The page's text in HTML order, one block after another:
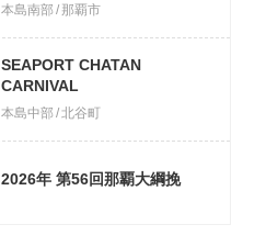
本島南部 那覇市
SEAPORT CHATAN
CARNIVAL
本島中部 北谷町
2026年 第56回那覇大綱挽